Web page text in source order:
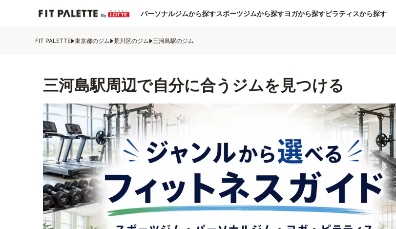
パーソナルジムから探すスポーツジムから探すヨガから探すピラティスから探す
FIT PALETTE 東京都のジム 荒川区のジム 三河島駅のジム
三河島駅周辺で自分に合うジムを見つける